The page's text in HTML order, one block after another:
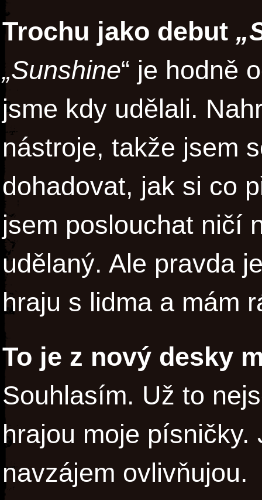
Trochu jako debut
„Sunshine“ je hodně
jsme kdy udělali.
nástroje, takže jsem
dohadovat, jak si co
jsem poslouchat ničí
udělaný. Ale pravda
hraju s lidma a mám
To je z nový desky
Souhlasím. Už to
hrajou moje
navzájem ovlivňujou.